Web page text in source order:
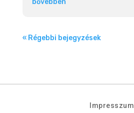
bővebben
« Régebbi bejegyzések
Impresszum